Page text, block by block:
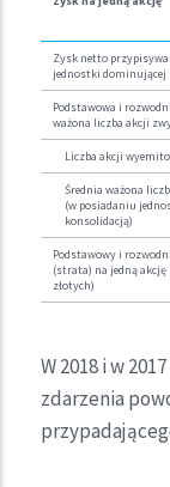
Zysk netto
jednostki dominującej
Podstawowa i
ważona liczba akcji
Liczba akcji
Średnia ważona
(w posiadaniu
konsolidacją)
Podstawowy i
(strata) na jedną akcję
złotych)
W 2018 i w
zdarzenia